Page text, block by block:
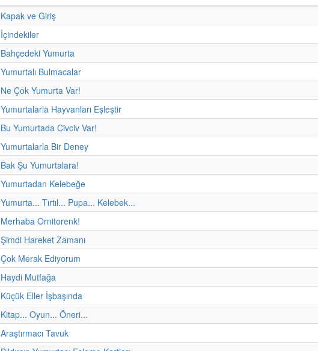
Kapak ve Giriş
İçindekiler
Bahçedeki Yumurta
Yumurtalı Bulmacalar
Ne Çok Yumurta Var!
Yumurtalarla Hayvanları Eşleştir
Bu Yumurtada Civciv Var!
Yumurtalarla Bir Deney
Bak Şu Yumurtalara!
Yumurtadan Kelebeğe
Yumurta... Tırtıl... Pupa... Kelebek...
Merhaba Ornitorenk!
Şimdi Hareket Zamanı
Çok Merak Ediyorum
Haydi Mutfağa
Küçük Eller İşbaşında
Kitap... Oyun... Öneri...
Araştırmacı Tavuk